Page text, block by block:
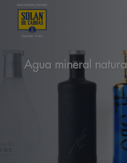
Agua mineral natural